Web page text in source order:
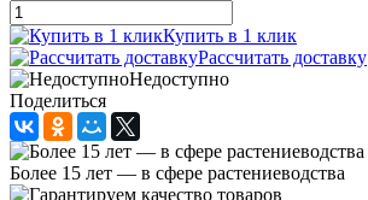
Купить в 1 клик
Рассчитать доставку
Недоступно
Поделиться
Более 15 лет — в сфере растениеводства